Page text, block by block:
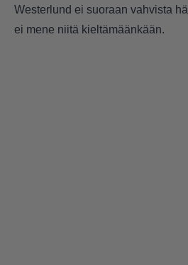
Westerlund ei suoraan vahvista
ei mene niitä kieltämäänkään.